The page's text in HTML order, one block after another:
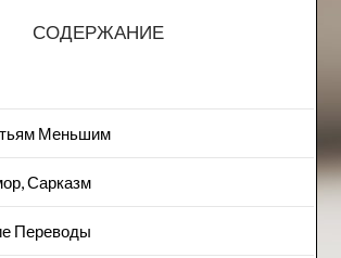
СОДЕРЖАНИЕ
Меньшим
Сарказм
Переводы